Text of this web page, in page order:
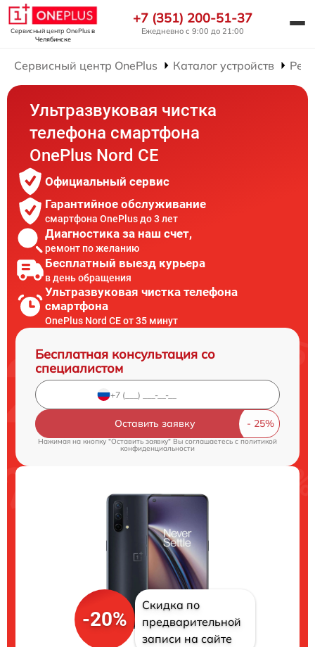
Сервисный центр OnePlusв
Челябинске
+7 (351) 200-51-37
Ежедневно с 9:00 до 21:00
Сервисный центр OnePlus Каталог устройств
Ультразвуковая чистка
телефона смартфона
OnePlus Nord CE
Официальный сервис
Гарантийное обслуживание
смартфона OnePlus до 3 лет
Диагностика за наш счет,
ремонт по желанию
Бесплатный выезд курьера
в день обращения
Ультразвуковая чистка телефона
смартфона
OnePlus Nord CE от 35 минут
Бесплатная консультация со
специалистом
Оставить заявку
Нажимая на кнопку "Оставить заявку" Вы соглашаетесь c политикой
конфиденциальности
-20%
Скидка по
предварительной
записи на сайте